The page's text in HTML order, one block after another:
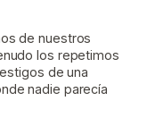
de nuestros
los repetimos
de una
nadie parecía